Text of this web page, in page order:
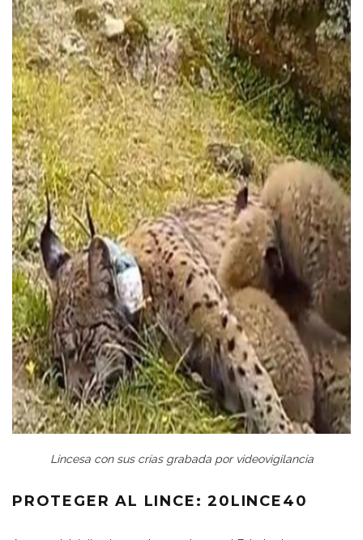
Lincesa con sus crías grabada por videovigilancia
PROTEGER AL LINCE: 20LINCE40